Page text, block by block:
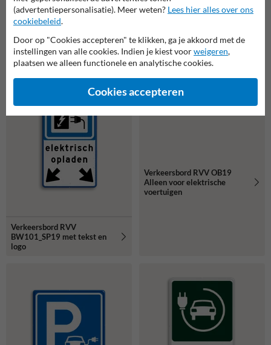
logo
Verkeersbord RVV
BW101_SP19 met tekst en
logo
Verkeersbord RVV OB19
Alleen voor elektrische
voertuigen
(advertentiepersonalisatie). Meer weten? Lees hier alles over ons
cookiebeleid.
Door op "Cookies accepteren" te klikken, ga je akkoord met de
instellingen van alle cookies. Indien je kiest voorweigeren,
plaatsen we alleen functionele en analytische cookies.
Cookies accepteren